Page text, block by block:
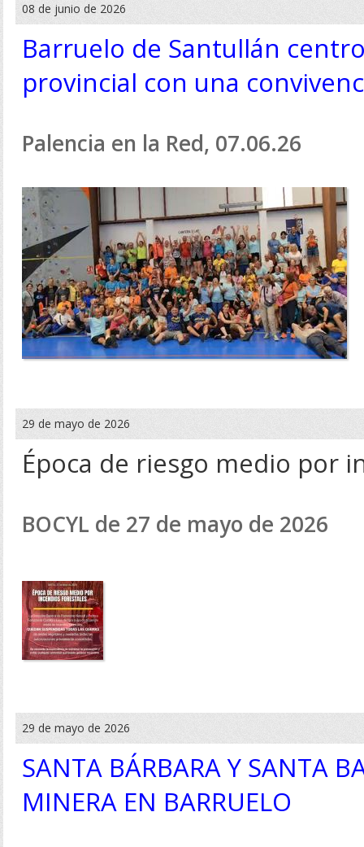
08 de junio de 2026
Barruelo de Santullán
provincial con una
Palencia en la Red, 07.06.26
29 de mayo de 2026
Época de riesgo medio por
BOCYL de 27 de mayo de 2026
29 de mayo de 2026
SANTA BÁRBARA Y SANTA
MINERA EN BARRUELO